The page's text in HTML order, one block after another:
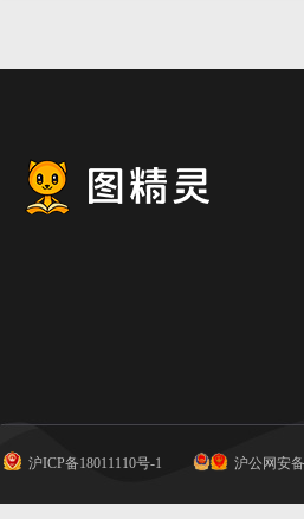
沪ICP备18011110号-1 沪公网安